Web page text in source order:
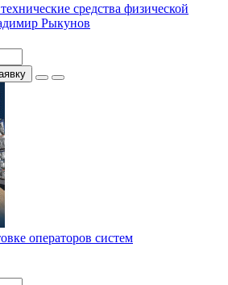
средства физической
Рыкунов
операторов систем